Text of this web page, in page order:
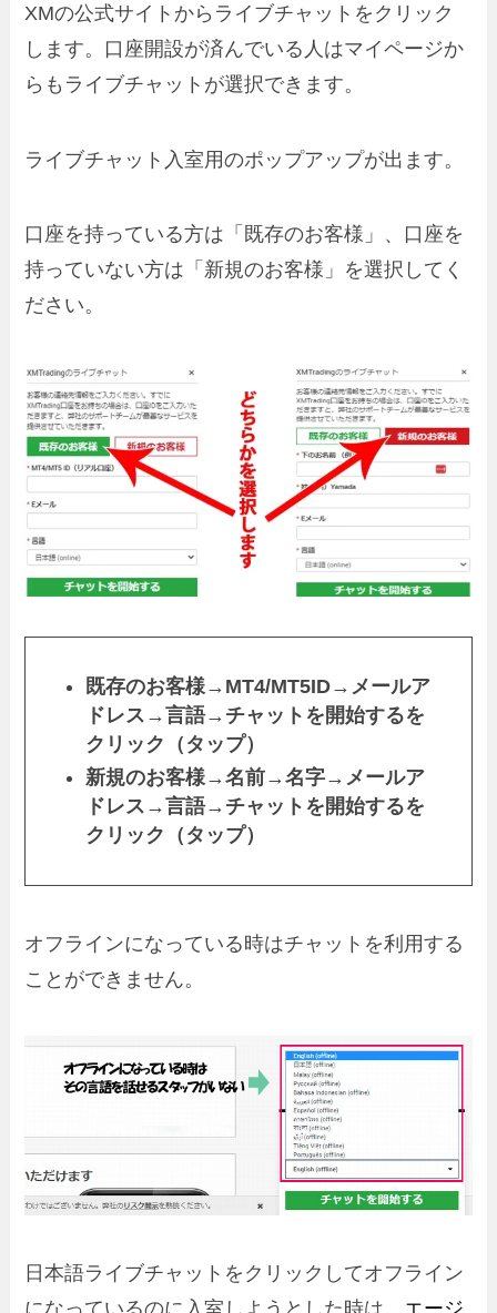
XMの公式サイトからライブチャットをクリック
します。口座開設が済んでいる人はマイページか
らもライブチャットが選択できます。
ライブチャット入室用のポップアップが出ます。
口座を持っている方は「既存のお客様」、口座を
持っていない方は「新規のお客様」を選択してく
ださい。
既存のお客様→ MT4/MT5ID→ メールア
ドレス →言語→ チャットを開始するを
クリック（タップ）
新規のお客様→名前→名字→メールア
ドレス →言語→ チャットを開始するを
クリック（タップ）
オフラインになっている時はチャットを利用する
ことができません。
日本語ライブチャットをクリックしてオフライン